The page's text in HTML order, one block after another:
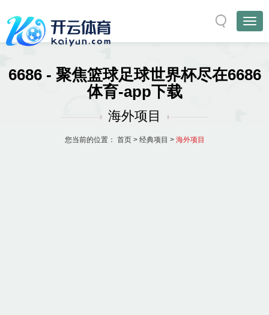
6686 - 聚焦篮球足球世界杯尽在6686
体育-app下载
海外项目
您当前的位置： 首页> 经典项目 > 海外项目